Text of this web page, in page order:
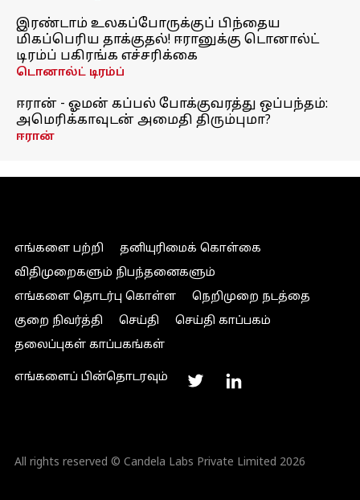
இரண்டாம் உலகப்போருக்குப் பிந்தைய
மிகப்பெரிய தாக்குதல்! ஈரானுக்கு டொனால்ட்
டிரம்ப் பகிரங்க எச்சரிக்கை
டொனால்ட் டிரம்ப்
ஈரான் - ஓமன் கப்பல் போக்குவரத்து ஒப்பந்தம்:
அமெரிக்காவுடன் அமைதி திரும்புமா?
ஈரான்
எங்களை பற்றி
தனியுரிமைக் கொள்கை
விதிமுறைகளும் நிபந்தனைகளும்
எங்களை தொடர்பு கொள்ள
நெறிமுறை நடத்தை
குறை நிவர்த்தி
செய்தி
செய்தி காப்பகம்
தலைப்புகள் காப்பகங்கள்
எங்களைப் பின்தொடரவும்
All rights reserved © Candela Labs Private Limited 2026